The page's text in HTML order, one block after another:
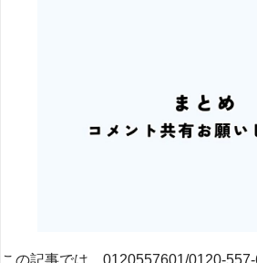
この記事では、0120557601/0120-